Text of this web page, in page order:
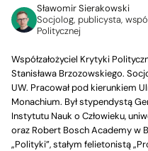
Sławomir Sierakowski
Socjolog, publicysta,
Politycznej
Współzałożyciel Krytyki
Stanisława Brzozowskiego.
UW. Pracował pod kierunkiem
Monachium. Był stypendystą
Instytutu Nauk o Człowieku,
oraz Robert Bosch Academy w
„Polityki”, stałym felietonistą